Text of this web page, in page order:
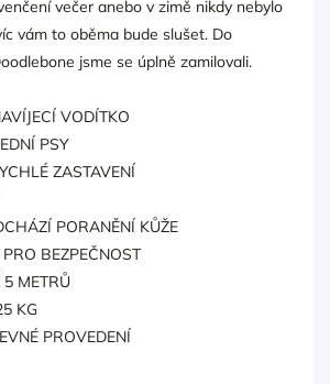
večer anebo v zimě nikdy nebylo
vám to oběma bude slušet. Do
jsme se úplně zamilovali.
VODÍTKO
PSY
ZASTAVENÍ
PORANĚNÍ KŮŽE
BEZPEČNOST
METRŮ
KG
PROVEDENÍ